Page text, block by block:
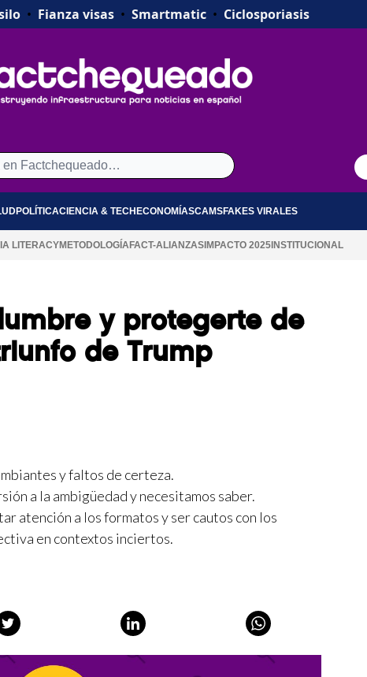
• Fianza visas• Smartmatic• Ciclosporiasis
POLÍTICACIENCIA & TECH ECONOMÍASCAMSFAKES VIRALES
LITERACYMETODOLOGÍA FACT-ALIANZASIMPACTO 2025INSTITUCIONAL
y protegerte de
de Trump
y faltos de certeza.
a la ambigüedad y necesitamos saber.
atención a los formatos y ser cautos con los
en contextos inciertos.